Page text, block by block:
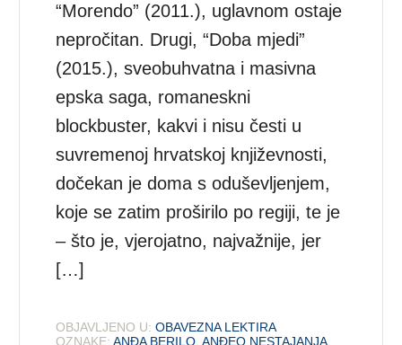
“Morendo” (2011.), uglavnom ostaje
nepročitan. Drugi, “Doba mjedi”
(2015.), sveobuhvatna i masivna
epska saga, romaneskni
blockbuster, kakvi i nisu česti u
suvremenoj hrvatskoj književnosti,
dočekan je doma s oduševljenjem,
koje se zatim proširilo po regiji, te je
– što je, vjerojatno, najvažnije, jer
[…]
OBJAVLJENO U: OBAVEZNA LEKTIRA
OZNAKE: ANĐA BERILO,ANĐEO NESTAJANJA,